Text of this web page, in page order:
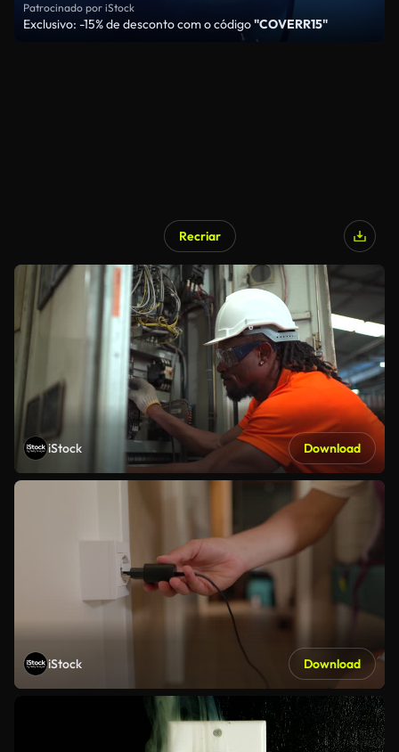
Patrocinado por iStock
Exclusivo: -15% de desconto com o código"COVERR15"
Recriar
iStock Download
iStock Download